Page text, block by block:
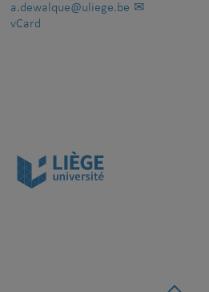
a.dewalque@uliege.be
vCard